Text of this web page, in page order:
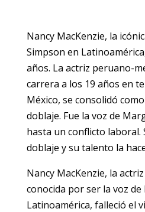
Nancy MacKenzie, la
Simpson en
años. La actriz peruano-
carrera a los 19 años en
México, se consolidó
doblaje. Fue la voz de
hasta un conflicto laboral.
doblaje y su talento la
Nancy MacKenzie, la
conocida por ser la voz
Latinoamérica, falleció el